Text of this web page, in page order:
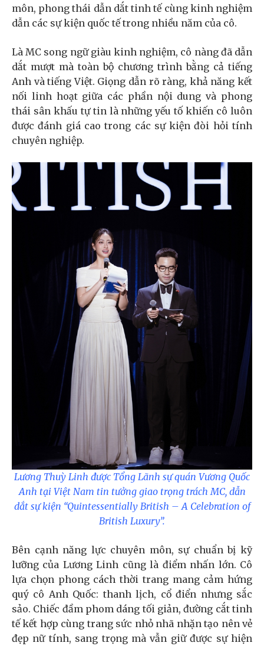
môn, phong thái dẫn dắt tinh tế cùng kinh nghiệm
dẫn các sự kiện quốc tế trong nhiều năm của cô.
Là MC song ngữ giàu kinh nghiệm, cô nàng đã dẫn
dắt mượt mà toàn bộ chương trình bằng cả tiếng
Anh và tiếng Việt. Giọng dẫn rõ ràng, khả năng kết
nối linh hoạt giữa các phần nội dung và phong
thái sân khấu tự tin là những yếu tố khiến cô luôn
được đánh giá cao trong các sự kiện đòi hỏi tính
chuyên nghiệp.
Lương Thuỳ Linh được Tổng Lãnh sự quán Vương Quốc
Anh tại Việt Nam tin tưởng giao trọng trách MC, dẫn
dắt sự kiện “Quintessentially British – A Celebration of
British Luxury”.
Bên cạnh năng lực chuyên môn, sự chuẩn bị kỹ
lưỡng của Lương Linh cũng là điểm nhấn lớn. Cô
lựa chọn phong cách thời trang mang cảm hứng
quý cô Anh Quốc: thanh lịch, cổ điển nhưng sắc
sảo. Chiếc đầm phom dáng tối giản, đường cắt tinh
tế kết hợp cùng trang sức nhỏ nhã nhặn tạo nên vẻ
đẹp nữ tính, sang trọng mà vẫn giữ được sự hiện